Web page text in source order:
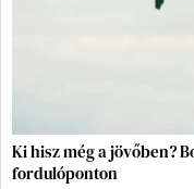
Ki hisz még a jövőben?
fordulóponton